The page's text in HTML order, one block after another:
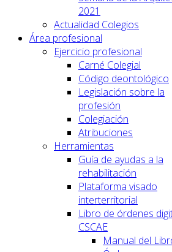
2021
Actualidad Colegios
Área profesional
Ejercicio profesional
Carné Colegial
Código deontológico
Legislación sobre la
profesión
Colegiación
Atribuciones
Herramientas
Guía de ayudas a la
rehabilitación
Plataforma visado
interterritorial
Libro de órdenes
CSCAE
Manual del